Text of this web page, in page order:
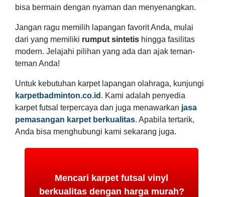
bisa bermain dengan nyaman dan menyenangkan.
Jangan ragu memilih lapangan favorit Anda, mulai
dari yang memiliki rumput sintetis hingga fasilitas
modern. Jelajahi pilihan yang ada dan ajak teman-
teman Anda!
Untuk kebutuhan karpet lapangan olahraga, kunjungi
karpetbadminton.co.id . Kami adalah penyedia
karpet futsal terpercaya dan juga menawarkan jasa
pemasangan karpet berkualitas. Apabila tertarik,
Anda bisa menghubungi kami sekarang juga.
Mencari karpet futsal vinyl
berkualitas dengan harga murah?